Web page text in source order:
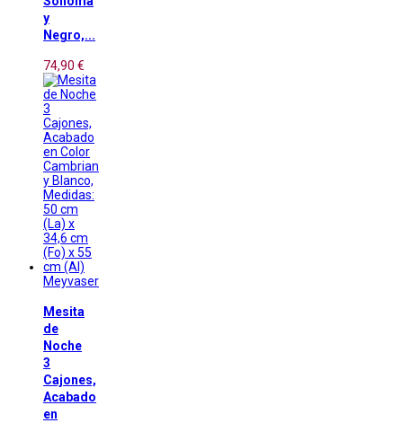
y
Negro,...
74,90 €
Meyvaser
Mesita
de
Noche
3
Cajones,
Acabado
en